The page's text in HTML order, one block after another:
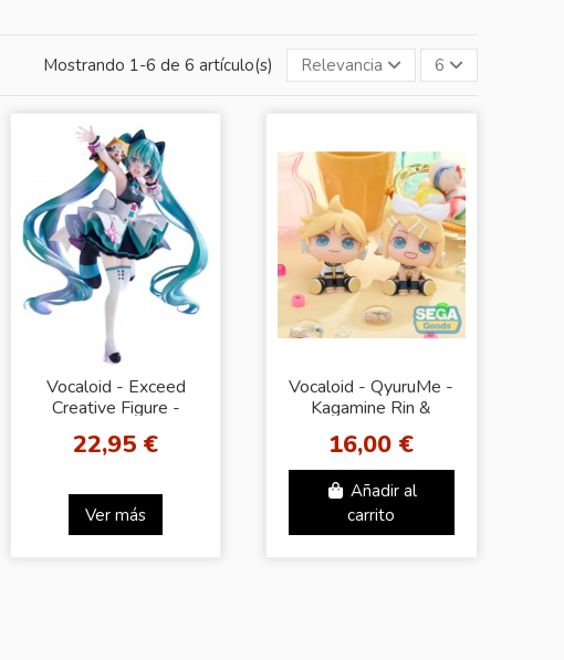
Mostrando 1-6 de 6 artículo(s) Relevancia 6
Vocaloid - Exceed
Creative Figure -
Rascal
22,95 €
Ver más
Vocaloid - QyuruMe -
Kagamine Rin &
Piapro
16,00 €
Añadir al
carrito